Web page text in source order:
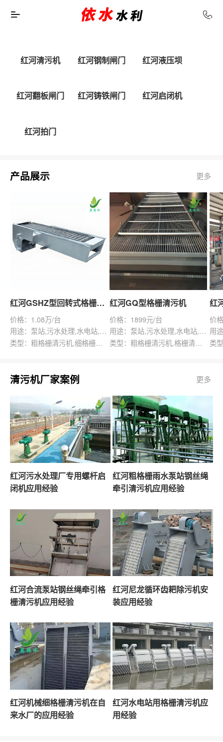
红河清污机 红河钢制闸门 红河液压坝
红河翻板闸门 红河铸铁闸门 红河启闭机
红河拍门
产品展示 更多
红河GSHZ型回转式格栅除污机
价格：1.08万/台
用途：泵站,污水处理,水电站,自来水厂,渠道,水产养殖,化工,纺织,给排水工程
类型：粗格栅清污机,细格栅清污机,格栅清污机,回转式清污机
红河GQ型格栅清污机
价格：1899元/台
用途：泵站,污水处理,水电站,自来水厂,给排水工程
类型：粗格栅清污机,格栅清污机,回转式清污机
价
清污机厂家案例 更多
红河污水处理厂专用螺杆启
闭机应用经验
红河粗格栅雨水泵站钢丝绳
牵引清污机应用经验
红河合流泵站钢丝绳牵引格
栅清污机应用经验
红河尼龙循环齿耙除污机安
装应用经验
红河机械细格栅清污机在自
来水厂的应用经验
红河水电站用格栅清污机应
用经验